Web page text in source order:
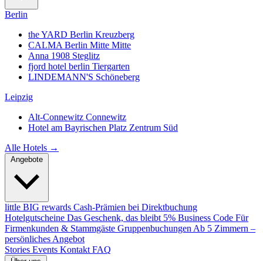
Berlin
the YARD Berlin Kreuzberg
CALMA Berlin Mitte Mitte
Anna 1908 Steglitz
fjord hotel berlin Tiergarten
LINDEMANN'S Schöneberg
Leipzig
Alt-Connewitz Connewitz
Hotel am Bayrischen Platz Zentrum Süd
Alle Hotels →
little BIG rewards Cash-Prämien bei Direktbuchung
Hotelgutscheine Das Geschenk, das bleibt 5% Business Code Für
Firmenkunden & Stammgäste Gruppenbuchungen Ab 5 Zimmern –
persönliches Angebot
Stories Events Kontakt FAQ